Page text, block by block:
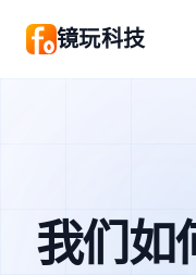
镜玩科技
我们如